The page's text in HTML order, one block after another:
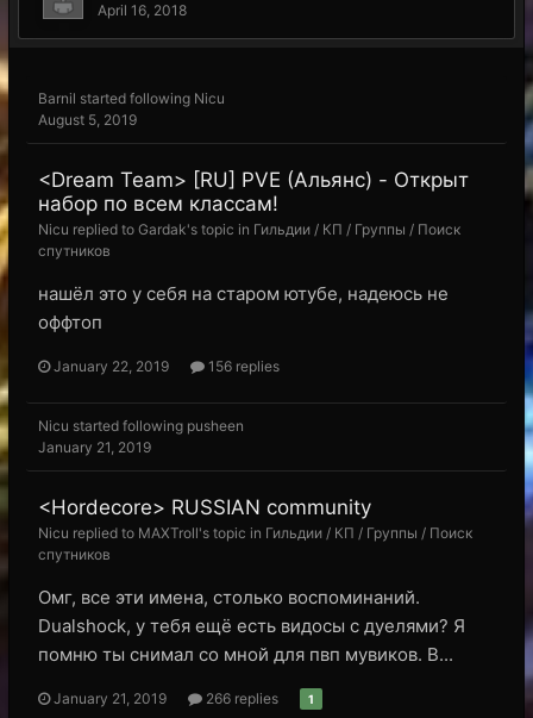
April 16, 2018
Barnil started following Nicu
August 5, 2019
<Dream Team> [RU] PVE (Альянс) - Открыт
набор по всем классам!
Nicu replied to Gardak's topic in Гильдии / КП / Группы / Поиск
спутников
нашёл это у себя на старом ютубе, надеюсь не
оффтоп
January 22, 2019 156 replies
Nicu started following pusheen
January 21, 2019
<Hordecore> RUSSIAN community
Nicu replied to MAXTroll's topic in Гильдии / КП / Группы / Поиск
спутников
Омг, все эти имена, столько воспоминаний.
Dualshock, у тебя ещё есть видосы с дуелями? Я
помню ты снимал со мной для пвп мувиков. В...
January 21, 2019 266 replies 1